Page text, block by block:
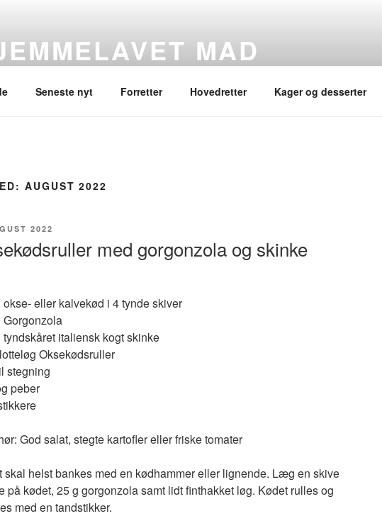
MAD
Seneste nyt Forretter Hovedretter Kager og desserter
AUGUST 2022
2022
med gorgonzola og skinke
okse- eller kalvekød i 4 tynde skiver
Gorgonzola
tyndskåret italiensk kogt skinke
Oksekødsruller
stegning
peber
God salat, stegte kartofler eller friske tomater
skal helst bankes med en kødhammer eller lignende. Læg en skive
på kødet, 25 g gorgonzola samt lidt finthakket løg. Kødet rulles og
med en tandstikker.